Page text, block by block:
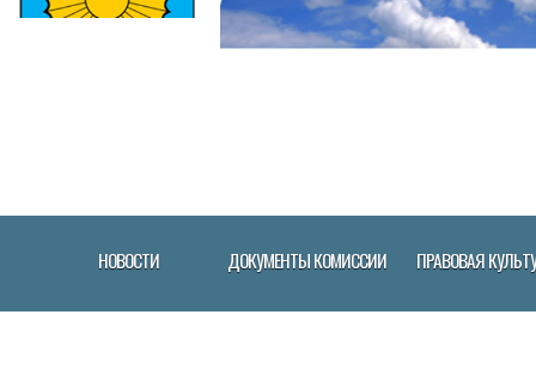
НОВОСТИ ДОКУМЕНТЫ КОМИССИИ ПРАВОВАЯ